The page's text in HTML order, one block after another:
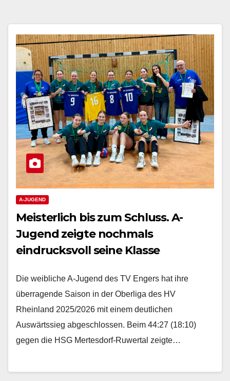
A-JUGEND
Meisterlich bis zum Schluss. A-
Jugend zeigte nochmals
eindrucksvoll seine Klasse
Die weibliche A-Jugend des TV Engers hat ihre
überragende Saison in der Oberliga des HV
Rheinland 2025/2026 mit einem deutlichen
Auswärtssieg abgeschlossen. Beim 44:27 (18:10)
gegen die HSG Mertesdorf-Ruwertal zeigte…